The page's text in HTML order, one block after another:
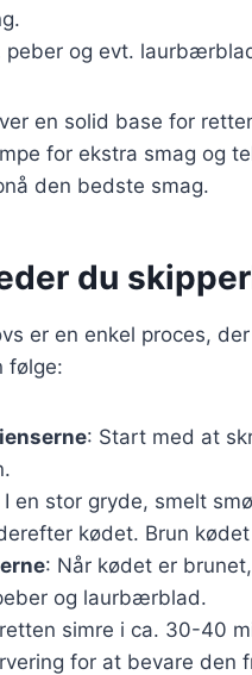
peber og evt.
en solid base for
for ekstra smag og
den bedste smag.
du
er en enkel proces,
følge:
: Start med at
I en stor gryde, smelt
kødet. Brun
: Når kødet er
og laurbærblad.
simre i ca. 30-40
for at bevare den